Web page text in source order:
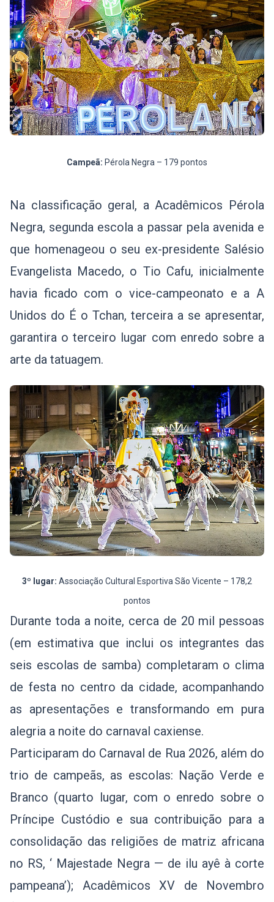
Campeã: Pérola Negra – 179 pontos
Na classificação geral, a Acadêmicos Pérola
Negra, segunda escola a passar pela avenida e
que homenageou o seu ex-presidente Salésio
Evangelista Macedo, o Tio Cafu, inicialmente
havia ficado com o vice-campeonato e a A
Unidos do É o Tchan, terceira a se apresentar,
garantira o terceiro lugar com enredo sobre a
arte da tatuagem.
3º lugar: Associação Cultural Esportiva São Vicente – 178,2
pontos
Durante toda a noite, cerca de 20 mil pessoas
(em estimativa que inclui os integrantes das
seis escolas de samba) completaram o clima
de festa no centro da cidade, acompanhando
as apresentações e transformando em pura
alegria a noite do carnaval caxiense.
Participaram do Carnaval de Rua 2026, além do
trio de campeãs, as escolas: Nação Verde e
Branco (quarto lugar, com o enredo sobre o
Príncipe Custódio e sua contribuição para a
consolidação das religiões de matriz africana
no RS, ‘ Majestade Negra — de ilu ayê à corte
pampeana’); Acadêmicos XV de Novembro